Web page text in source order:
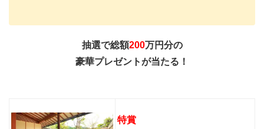
抽選で総額200万円分の
豪華プレゼントが当たる！
特賞